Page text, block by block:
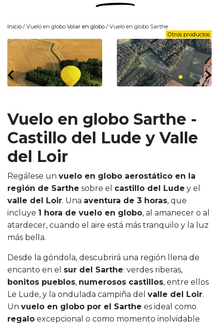
Inicio / Vuelo en globo Volar en globo / Vuelo en globo Sarthe
Otros productos
Vuelo en globo Sarthe -
Castillo del Lude y Valle
del Loir
Regálese un vuelo en globo aerostático en la
región de Sarthe sobre el castillo del Lude y el
valle del Loir. Una aventura de 3 horas, que
incluye 1 hora de vuelo en globo, al amanecer o al
atardecer, cuando el aire está más tranquilo y la luz
más bella.
Desde la góndola, descubrirá una región llena de
encanto en el sur del Sarthe: verdes riberas,
bonitos pueblos, numerosos castillos, entre ellos
Le Lude, y la ondulada campiña del valle del Loir.
Un vuelo en globo por el Sarthe es ideal como
regalo excepcional o como momento inolvidable